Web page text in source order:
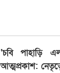
‘চবি পাহাড়ি
আত্মপ্রকাশ: